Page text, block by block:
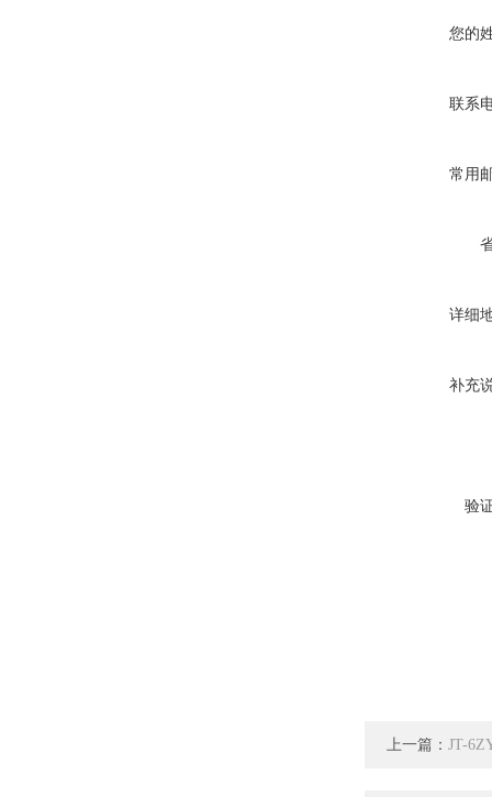
您的
联系
常用
详细
补充
验
上一篇： JT-